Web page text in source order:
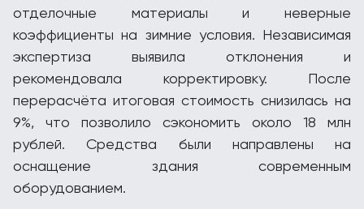
отделочные материалы и неверные
коэффициенты на зимние условия. Независимая
экспертиза выявила отклонения и
рекомендовала корректировку. После
перерасчёта итоговая стоимость снизилась на
9%, что позволило сэкономить около 18 млн
рублей. Средства были направлены на
оснащение здания современным
оборудованием.